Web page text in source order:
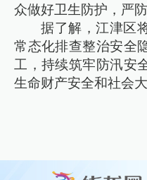
众做好卫生防护，严
据了解，江津区
常态化排查整治安全
工，持续筑牢防汛安
生命财产安全和社会大